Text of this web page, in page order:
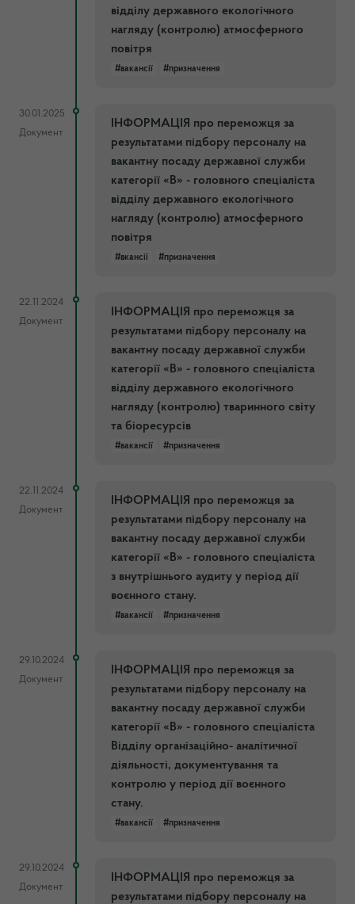
відділу державного екологічного
нагляду (контролю) атмосферного
повітря
#вакансії #призначення
30.01.2025
Документ
ІНФОРМАЦІЯ про переможця за
результатами підбору персоналу на
вакантну посаду державної служби
категорії «В» - головного спеціаліста
відділу державного екологічного
нагляду (контролю) атмосферного
повітря
#вкансії #призначення
22.11.2024
Документ
ІНФОРМАЦІЯ про переможця за
результатами підбору персоналу на
вакантну посаду державної служби
категорії «В» - головного спеціаліста
відділу державного екологічного
нагляду (контролю) тваринного світу
та біоресурсів
#вакансії #призначення
22.11.2024
Документ
ІНФОРМАЦІЯ про переможця за
результатами підбору персоналу на
вакантну посаду державної служби
категорії «В» - головного спеціаліста
з внутрішнього аудиту у період дії
воєнного стану.
#вакансії #призначення
29.10.2024
Документ
ІНФОРМАЦІЯ про переможця за
результатами підбору персоналу на
вакантну посаду державної служби
категорії «В» - головного спеціаліста
Відділу організаційно- аналітичної
діяльності, документування та
контролю у період дії воєнного
стану.
#вакансії #призначення
29.10.2024
Документ
ІНФОРМАЦІЯ про переможця за
результатами підбору персоналу на